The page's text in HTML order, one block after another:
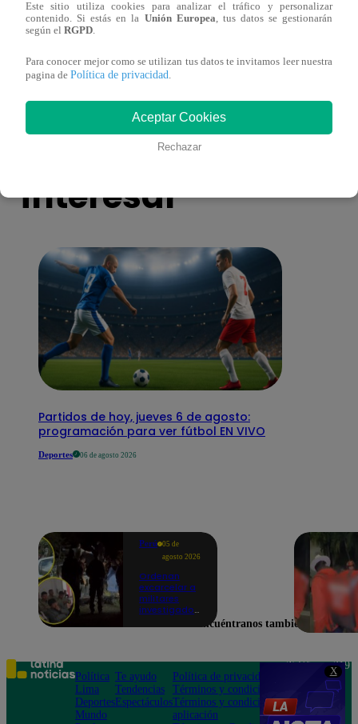
X
Asesinan a comerciante ferretero dentro de
También te puede
interesar
Partidos de hoy, jueves 6 de agosto:
programación para ver fútbol EN VIVO
Deportes 06 de agosto 2026
Perú
05 de
agosto 2026
Ordenan
excarcelar a
militares
investigados
Colcabamba
Este sitio utiliza cookies para analizar el tráfico y personalizar
contenido. Si estás en la Unión Europea, tus datos se gestionarán
según el RGPD.
Para conocer mejor como se utilizan tus datos te invitamos leer nuestra
pagina de Política de privacidad.
Aceptar Cookies
Rechazar
Encuéntranos también en
Política
Lima
Deportes
Mundo
Te ayudo
Tendencias
Espectáculos
Política de privacidad
Términos y condiciones
Términos y condiciones
aplicación
Teléfono: 219
Av. San
Felipe 968
Jesús María